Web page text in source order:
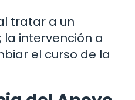
tratar a un
intervención a
el curso de la